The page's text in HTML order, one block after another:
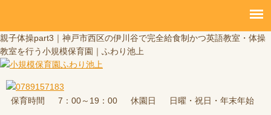
親子体操part3｜神戸市西区の伊川谷で完全給食制かつ英語教室・体操
教室を行う小規模保育園｜ふわり池上
保育時間 7：00～19：00 休園日 日曜・祝日・年末年始